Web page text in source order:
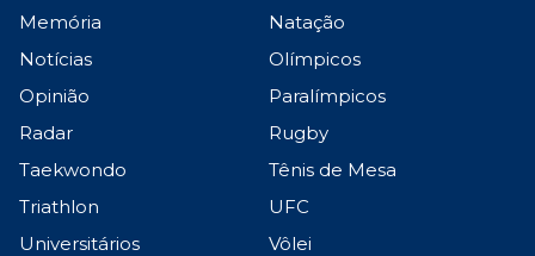
Memória
Natação
Notícias
Olímpicos
Opinião
Paralímpicos
Radar
Rugby
Taekwondo
Tênis de Mesa
Triathlon
UFC
Universitários
Vôlei